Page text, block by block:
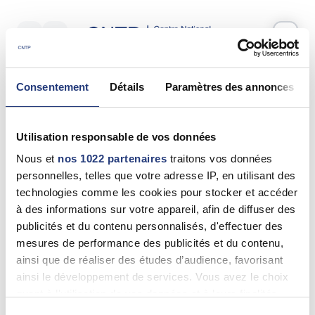
Consentement Détails Paramètres des annonces
Utilisation responsable de vos données
Nous et nos 1022 partenaires traitons vos données
personnelles, telles que votre adresse IP, en utilisant des
technologies comme les cookies pour stocker et accéder
à des informations sur votre appareil, afin de diffuser des
publicités et du contenu personnalisés, d'effectuer des
mesures de performance des publicités et du contenu,
ainsi que de réaliser des études d’audience, favorisant
ainsi le développement de services. Vous avez le choix
Votre test psychotechnique
Vendredi 05 Juin 2026à09:35
Nom *
Prénom(s) *
Email *